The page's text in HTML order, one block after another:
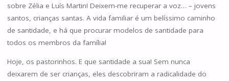
sobre Zélia e Luís Martin! Deixem-me recuperar a voz… – jovens
santos, crianças santas. A vida familiar é um belíssimo caminho
de santidade, e há que procurar modelos de santidade para
todos os membros da família!
Hoje, os pastorinhos. E que santidade a sua! Sem nunca
deixarem de ser crianças, eles descobriram a radicalidade do